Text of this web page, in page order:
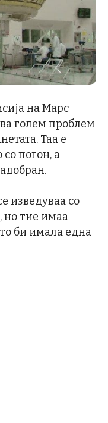
на Марс
голем проблем
Таа е
погон, а
изведуваа со
но тие имаа
би имала една